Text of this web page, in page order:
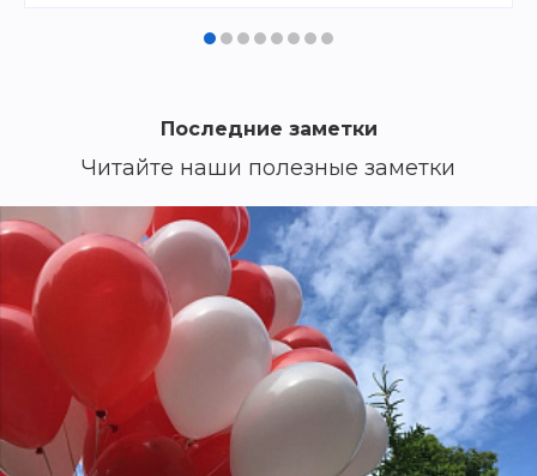
Последние заметки
Читайте наши полезные заметки